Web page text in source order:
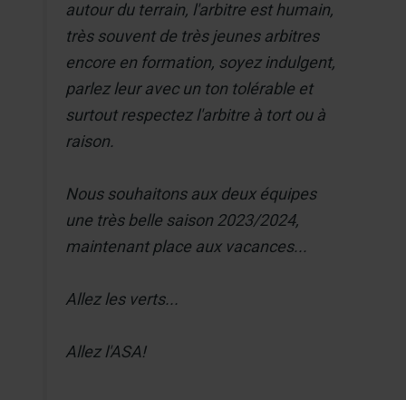
autour du terrain, l'arbitre est humain,
très souvent de très jeunes arbitres
encore en formation, soyez indulgent,
parlez leur avec un ton tolérable et
surtout respectez l'arbitre à tort ou à
raison.
Nous souhaitons aux deux équipes
une très belle saison 2023/2024,
maintenant place aux vacances...
Allez les verts...
Allez l'ASA!